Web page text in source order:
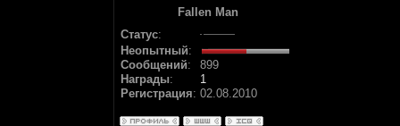
Fallen Man
Статус:
Неопытный:
Сообщений:
899
Награды:
1
Регистрация: 02.08.2010